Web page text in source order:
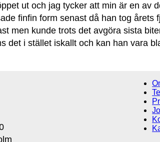
ut och jag tycker att min är en av
finfin form senast då han tog
men kunde trots det avgöra sista
det i stället iskallt och kan han vara